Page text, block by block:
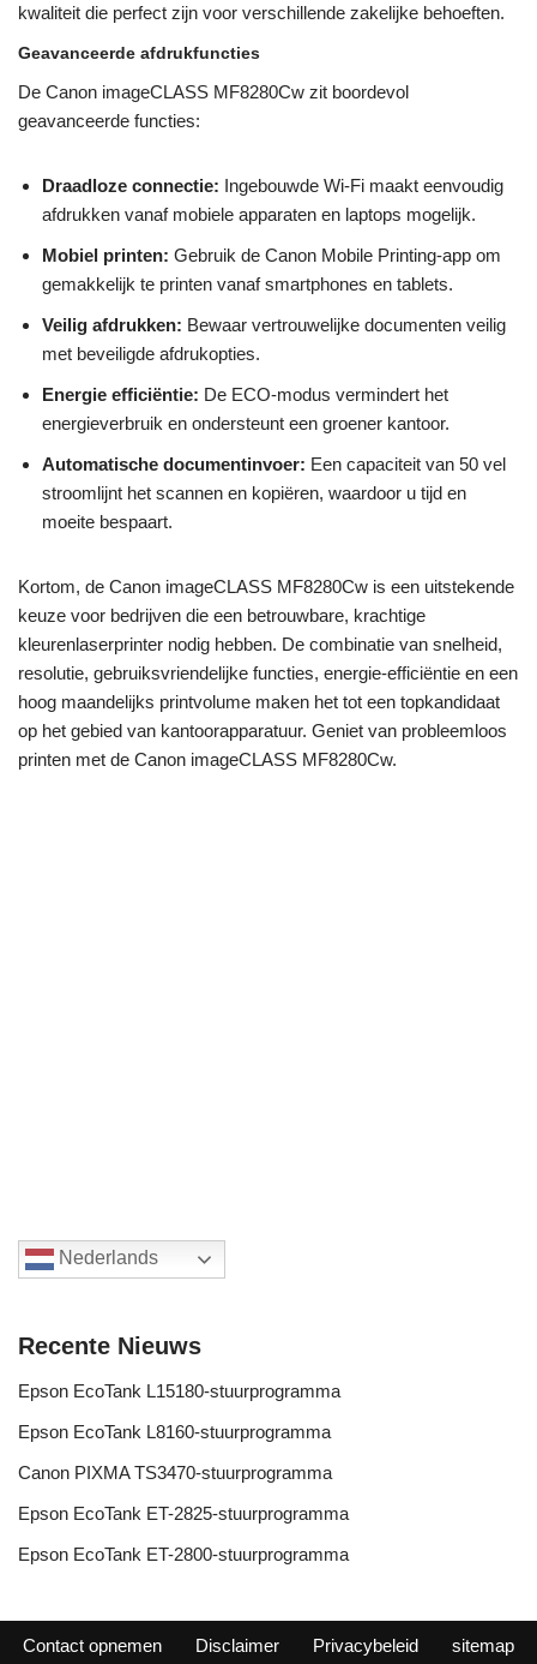
kwaliteit die perfect zijn voor verschillende zakelijke behoeften.
Geavanceerde afdrukfuncties
De Canon imageCLASS MF8280Cw zit boordevol
geavanceerde functies:
Draadloze connectie: Ingebouwde Wi-Fi maakt eenvoudig
afdrukken vanaf mobiele apparaten en laptops mogelijk.
Mobiel printen: Gebruik de Canon Mobile Printing-app om
gemakkelijk te printen vanaf smartphones en tablets.
Veilig afdrukken: Bewaar vertrouwelijke documenten veilig
met beveiligde afdrukopties.
Energie efficiëntie: De ECO-modus vermindert het
energieverbruik en ondersteunt een groener kantoor.
Automatische documentinvoer: Een capaciteit van 50 vel
stroomlijnt het scannen en kopiëren, waardoor u tijd en
moeite bespaart.
Kortom, de Canon imageCLASS MF8280Cw is een uitstekende
keuze voor bedrijven die een betrouwbare, krachtige
kleurenlaserprinter nodig hebben. De combinatie van snelheid,
resolutie, gebruiksvriendelijke functies, energie-efficiëntie en een
hoog maandelijks printvolume maken het tot een topkandidaat
op het gebied van kantoorapparatuur. Geniet van probleemloos
printen met de Canon imageCLASS MF8280Cw.
Nederlands
Recente Nieuws
Epson EcoTank L15180-stuurprogramma
Epson EcoTank L8160-stuurprogramma
Canon PIXMA TS3470-stuurprogramma
Epson EcoTank ET-2825-stuurprogramma
Epson EcoTank ET-2800-stuurprogramma
Contact opnemen Disclaimer Privacybeleid sitemap